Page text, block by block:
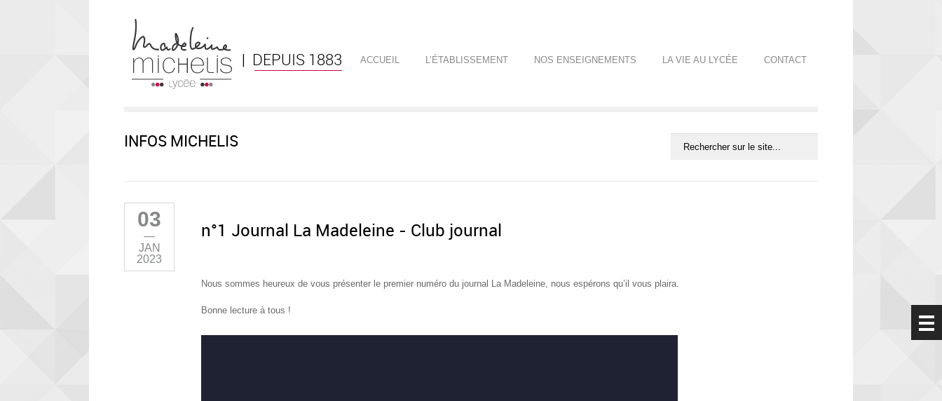
| DEPUIS 1883 ACCUEIL L’ÉTABLISSEMENT NOS ENSEIGNEMENTS LA VIE AU LYCÉE CONTACT
INFOS MICHELIS
03
—
JAN
2023
n°1 Journal La Madeleine - Club journal
Nous sommes heureux de vous présenter le premier numéro du journal La Madeleine, nous espérons qu’il vous plaira.
Bonne lecture à tous !